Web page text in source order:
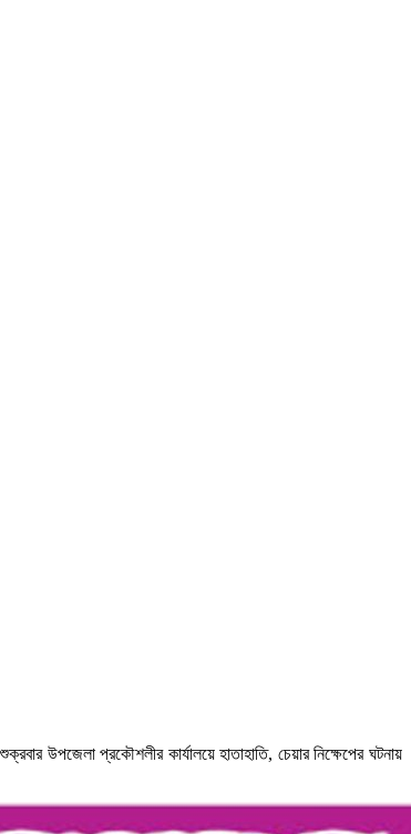
উপজেলা প্রকৌশলীর কার্যালয়ে হাতাহাতি, চেয়ার নিক্ষেপের ঘটনায়